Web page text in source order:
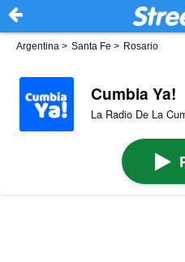
Argentina > Santa Fe > Rosario
Cumbia Ya!
La Radio De La